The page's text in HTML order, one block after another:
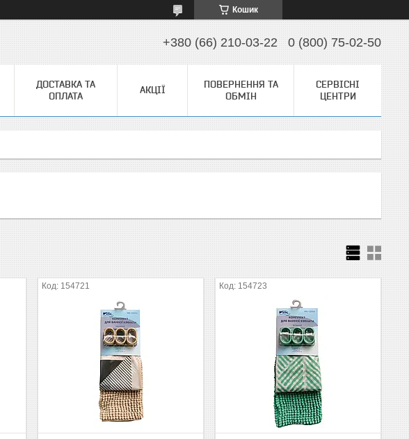
Кошик
+380 (66) 210-03-22 0 (800) 75-02-50
ДОСТАВКА ТА
ОПЛАТА
АКЦІЇ
ПОВЕРНЕННЯ ТА
ОБМІН
СЕРВІСНІ
ЦЕНТРИ
154721 154723